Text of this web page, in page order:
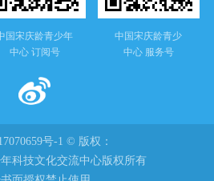
国宋庆龄青少年
中心 订阅号
中国宋庆龄青少
中心 服务号
号-1 © 版权：
科技文化交流中心版权所有